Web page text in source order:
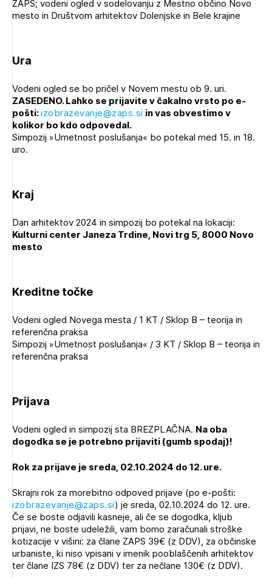
registriranim uporabnikom. Da lahko do nje
dostopate, se je potrebno prijaviti.
PRIJAVITE SE REGISTRIRAJTE SE
ZAPS; vodeni ogled v sodelovanju z Mestno občino Novo
mesto in Društvom arhitektov Dolenjske in Bele krajine
Ura
Vodeni ogled se bo pričel v Novem mestu ob 9. uri.
ZASEDENO. Lahko se prijavitev čakalno vrsto po e-
pošti:izobrazevanje@zaps.si in vas obvestimo v
kolikor bo kdo odpovedal.
Simpozij »Umetnost poslušanja« bo potekal med 15. in 18.
uro.
Kraj
Dan arhitektov 2024 in simpozij bo potekal na lokaciji:
Kulturni center Janeza Trdine, Novi trg 5, 8000 Novo
mesto
Kreditne točke
Vodeni ogled Novega mesta / 1 KT / Sklop B – teorija in
referenčna praksa
Simpozij »Umetnost poslušanja« / 3 KT / Sklop B – teorija in
referenčna praksa
Prijava
Vodeni ogled in simpozij sta BREZPLAČNA. Na oba
dogodka se je potrebno prijaviti (gumb spodaj)!
Rok za prijave je sreda, 02.10.2024 do 12. ure.
Skrajni rok za morebitno odpoved prijave (po e-pošti:
izobrazevanje@zaps.si) je sreda, 02.10.2024 do 12. ure.
Če se boste odjavili kasneje, ali če se dogodka, kljub
prijavi, ne boste udeležili, vam bomo zaračunali stroške
kotizacije v višini: za člane ZAPS 39€ (z DDV), za občinske
urbaniste, ki niso vpisani v imenik pooblaščenih arhitektov
ter člane IZS 78€ (z DDV) ter za nečlane 130€ (z DDV).